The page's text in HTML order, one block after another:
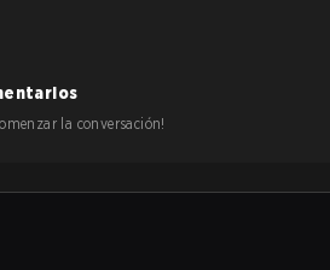
la conversación!